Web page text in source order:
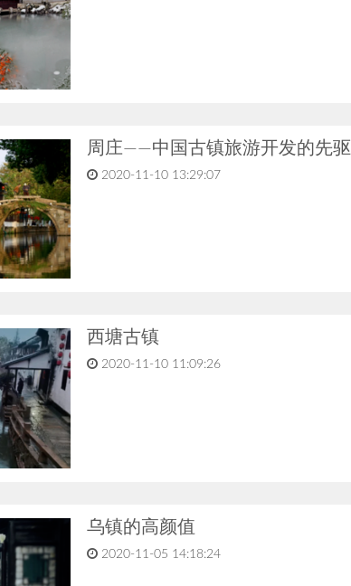
周庄——中国古镇旅游开发的先驱
2020-11-10 13:29:07
西塘古镇
2020-11-10 11:09:26
乌镇的高颜值
2020-11-05 14:18:24